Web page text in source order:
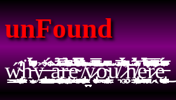
unFound
w̴̡̧̨̡̧̡͇͇̩͍̦͉̙͕̖̠̩͉͖͕̳̘̘̫̺̮̺͕̖̫͖̠̞̮͕͖͒̾́̒̓͜ḧ̵̛̩̬̬̯͌͗̑͑̾̀̈́͗̈́̊͆̈͆̍̄̋ỷ̶̡̢̢̨̨̨͈͓͚͖̰̤͈̤̳̟͙͔͓̪̪͓̤̗̖̖̲͖̼̩͈̠̟͍̲̭͇̺̱̣͉̬̰̊͋̕ ̶̝̘̺̩̮̺̙͈̳͙̖̘̬̻̳̯̭͔̤̮̜͇̩͎̼̗̪͈͚̪̮̝͉͓͔̫̘͍̺̾̈́͐͒͜͝a̵̢̧͚̝̙̲̗̦̦͙̻̝̫͉͓̥̜͎̪̪̟̤̩̺̺̣̮͉̝̫͍͇͇̙͙͓͇͍̰̾̿̈́̑͂̄̍̉͘͘͜͠ͅͅͅr̶̡̢̧̢̘̥̠͚̭̦̗̰̭̘̳̦̘̼͚̩̥̦̙͓̠̰̰̼͔̯͇͇̠̾̂̄̇̐͌̋͌͊̾̀̉̑̉̈̊͛̑̆̋͊̈́̉͐̅̀̽̊͐͂̍͗̔͒̔͌̚͘͠͝ͅę̴͙͕̰̘̥͓̰͔̥͇̳͕̗͈̉̉́͋͐̃̿́́͑͊̉́́̈́͊̋̊̏̈́̒͆͐̐̽͒͐̃̆̉͝ ̸̧̢̧̨̨̧͎͇̠̤̳͙͙͉̺̘̹͔̩̩̦̹̩̝͈̜̞͉̻͈̪̰̳̟͎̫̞̗̀̽͛̽̈́̓̔̉͂̇̃̏̄̈͋̕̕͘͘y̷̢̮͍͓̻̥͔̠̤͉͑̽̋̄̅̽͗́̄͆̔̿̅͊͑̆̋̇̽̈́͑̊̂̀͒̂̅̍̽͒́͒̋̄͂̚̚̕̕̚͠͠o̴̧̨̢̨̠̼̰̬̫͇̰̭̱̐̊̄́̈́̎̆́̃͗̑̎͆̊̒̕͝ͅͅͅͅu̸͉̽̓̽͗̌̑̚͝ ̷̛͚̟͕͊̃́̃̓̀͊͛̌͂̽̑͆́̽͗̈́̐̇͛̀͊̕͝͝ḩ̸̨̨̢̢̨͕̳̘̝̱̟̲͖͔̖̖̭̦͈̲͕̻̫̱̠͖̖̘͖͓͕̜͎͍̟̲̠̦̜̋̉͐͗̉̅́̆͊̑̓̈́̐̕͜͜ȩ̵̛̛̱̹̩̣̩̭͉̠̱̪̩̥̱͎͙̓̂̈̈́͐̇̍̒̌́̀̒̀̉͋̃́̆́͒͌̆̂͆̆̂͆͛̓̍̿̍̔̓͒̿͘͘͝͠͝r̷̛̘̭̋̐̐͋̂̍͌̆̽̈̆͊͋̑͗̿̀͌͊͒̊̈͒̓̓̔̍͊͘̚͠ę̶̡̧̧͎̮͎͔͖̪͕̙̹͎̖̱͉̞̜̯̈́̄̌̈́̋͆̇͊̄͒͊̅͆̈̇̊̎́͆̐͘͜